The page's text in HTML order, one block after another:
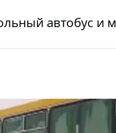
автобус